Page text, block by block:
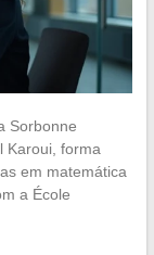
Sorbonne
Karoui, forma
em matemática
a École